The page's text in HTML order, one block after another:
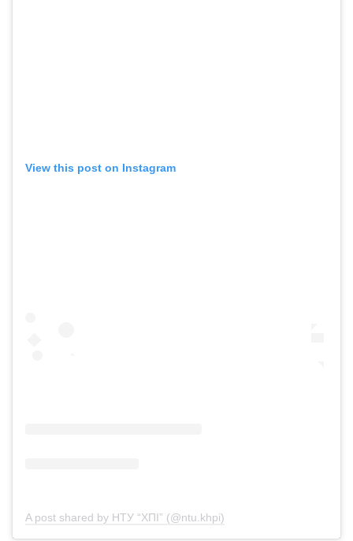
View this post on Instagram
A post shared by НТУ “ХПІ” (@ntu.khpi)